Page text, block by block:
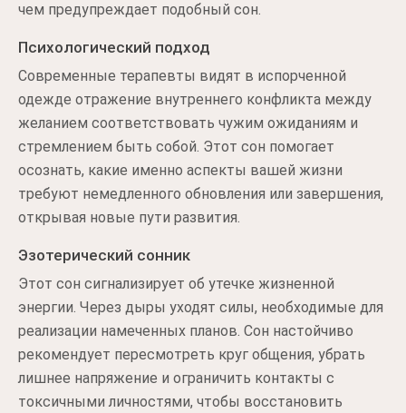
чем предупреждает подобный сон.
Психологический подход
Современные терапевты видят в испорченной
одежде отражение внутреннего конфликта между
желанием соответствовать чужим ожиданиям и
стремлением быть собой. Этот сон помогает
осознать, какие именно аспекты вашей жизни
требуют немедленного обновления или завершения,
открывая новые пути развития.
Эзотерический сонник
Этот сон сигнализирует об утечке жизненной
энергии. Через дыры уходят силы, необходимые для
реализации намеченных планов. Сон настойчиво
рекомендует пересмотреть круг общения, убрать
лишнее напряжение и ограничить контакты с
токсичными личностями, чтобы восстановить